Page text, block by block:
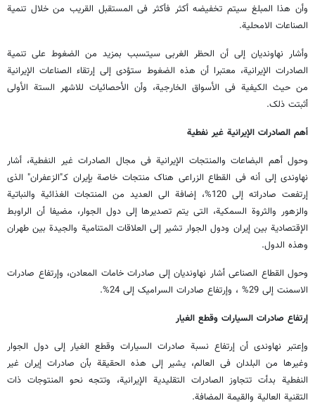
وأن هذا المبلغ سیتم تخفیضه أکثر فأکثر فی المستقبل القریب من خلال تنمیة
الصناعات الامحلیة.
وأشار نهاوندیان إلى أن الحظر الغربی سیتسبب بمزید من الضغوط على تنمیة
الصادرات الإیرانیة، معتبرا أن هذه الضغوط ستؤدی إلى إرتقاء الصناعات الإیرانیة
من حیث الکیفیة فی الأسواق الخارجیة، وأن الأحصائیات للاشهر الستة الأولى
أثبتت ذلک.
أهم الصادرات الإیرانیة غیر نفطیة
وحول أهم البضاعات والمنتجات الإیرانیة فی مجال الصادرات غیر النفطیة، أشار
نهاوندی إلى أنه فی القطاع الزراعی هناک منتجات خاصة بإیران کـ"الزعفران" الذی
إرتفعت صادراته إلى 120%، إضافة الى العدید من المنتجات الغذائیة والنباتیة
والزهور والثروة السمکیة، التی یتم تصدیرها إلى دول الجوار، مضیفا أن الراوبط
الإقتصادیة بین إیران ودول الجوار تشیر إلى العلاقات المتنامیة والجیدة بین طهران
وهذه الدول.
وحول القطاع الصناعی أشار نهاوندیان إلى صادرات خامات المعادن، وإرتفاع صادرات
الاسمنت إلى 29% ، وإرتفاع صادرات السرامیک إلى 24%.
إرتفاع صادرات السیارات وقطع الغیار
وإعتبر نهاوندی أن إرتفاع نسبة صادرات السیارات وقطع الغیار إلى دول الجوار
وغیرها من البلدان فی العالم، یشیر إلى هذه الحقیقة بأن صادرات إیران غیر
النفطیة بدأت تتجاوز الصادرات التقلیدیة الإیرانیة، وتتجه نحو المنتوجات ذات
التقنیة العالیة والقیمة المضافة.